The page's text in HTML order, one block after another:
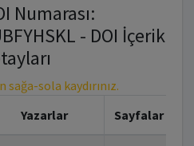
Numarası:
- DOI İçerik
sola kaydırınız.
Yazarlar Sayfalar